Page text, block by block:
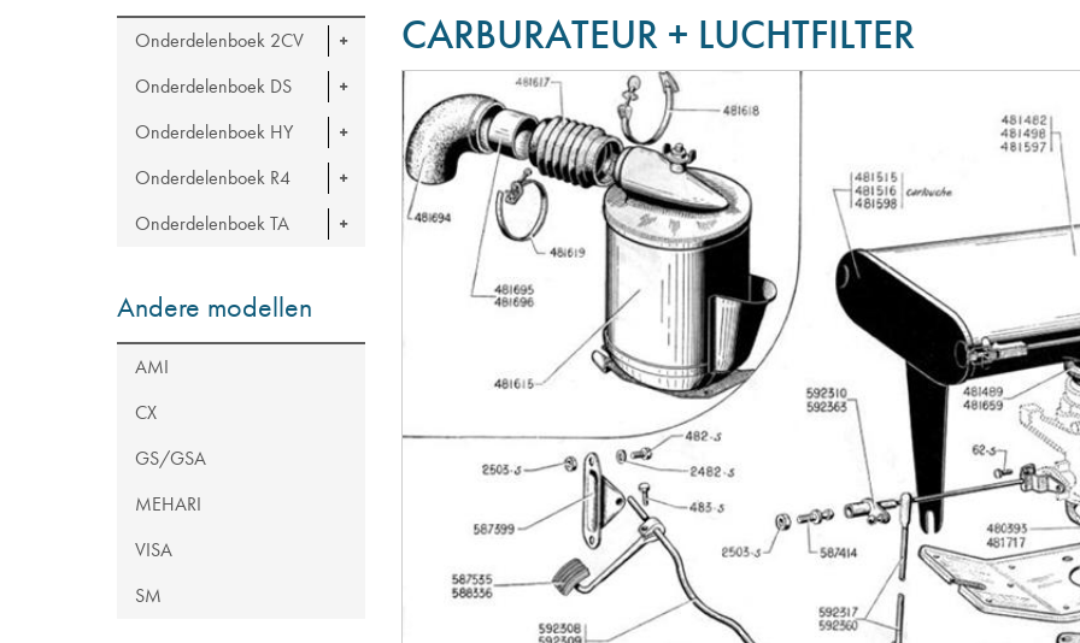
Onderdelenboek 2CV
Onderdelenboek DS
Onderdelenboek HY
Onderdelenboek R4
Onderdelenboek TA
Andere modellen
AMI
CX
GS/GSA
MEHARI
VISA
SM
CARBURATEUR + LUCHTFILTER